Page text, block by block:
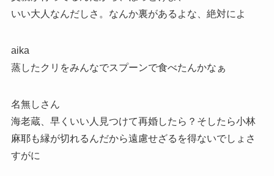
いい大人なんだしさ。なんか裏があるよな、絶対によ
aika
蒸したクリをみんなでスプーンで食べたんかなぁ
名無しさん
海老蔵、早くいい人見つけて再婚したら？そしたら小林
麻耶も縁が切れるんだから遠慮せざるを得ないでしょさ
すがに